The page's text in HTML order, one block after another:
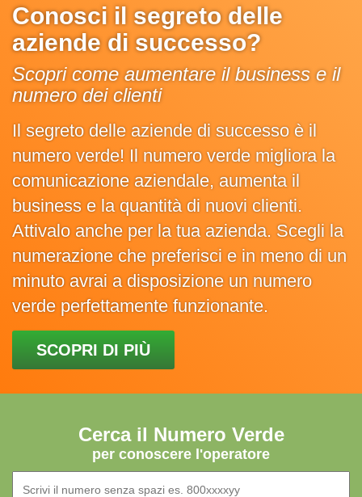
Conosci il segreto delle
aziende di successo?
Scopri come aumentare il business e il
numero dei clienti
Il segreto delle aziende di successo è il
numero verde! Il numero verde migliora la
comunicazione aziendale, aumenta il
business e la quantità di nuovi clienti.
Attivalo anche per la tua azienda. Scegli la
numerazione che preferisci e in meno di un
minuto avrai a disposizione un numero
verde perfettamente funzionante.
SCOPRI DI PIÙ
Cerca il Numero Verde
per conoscere l'operatore